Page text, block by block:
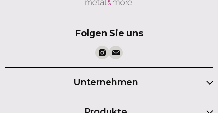
Folgen Sie uns
Unternehmen